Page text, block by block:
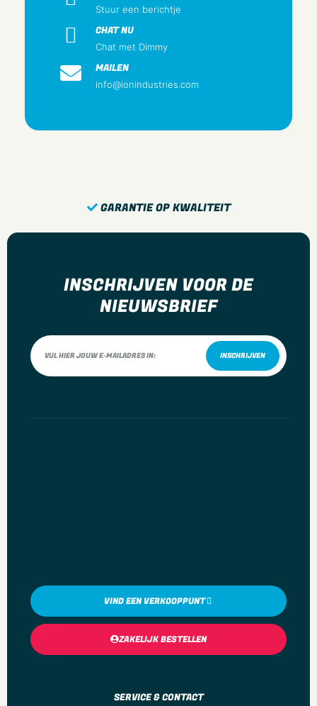
Stuur een berichtje
CHAT NU
Chat met Dimmy
MAILEN
info@ionindustries.com
GARANTIE OP KWALITEIT
INSCHRIJVEN VOOR DE
NIEUWSBRIEF
INSCHRIJVEN
SERVICE & CONTACT
VIND EEN VERKOOPPUNT
ZAKELIJK BESTELLEN